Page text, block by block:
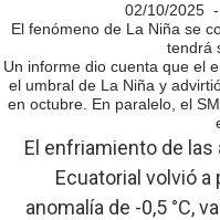
02/10/2025
El fenómeno de La Niña se
tendrá
Un informe dio cuenta que el
el umbral de La Niña y
en octubre. En paralelo, el
El enfriamiento de
Ecuatorial volvió
anomalía de -0,5 °C,